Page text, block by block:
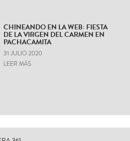
CHINEANDO EN LA WEB: FIESTA
DE LA VIRGEN DEL CARMEN EN
PACHACAMITA
31 JULIO 2020
LEER MÁS